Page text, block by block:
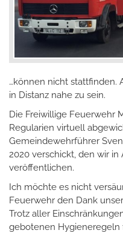
…können nicht stattfinden.
in Distanz nahe zu sein.
Die Freiwillige Feuerwehr
Regularien virtuell
Gemeindewehrführer
2020 verschickt, den wir
veröffentlichen.
Ich möchte es nicht
Feuerwehr den Dank
Trotz aller
gebotenen